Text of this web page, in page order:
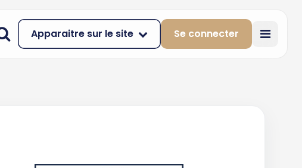
Apparaitre sur le site Se connecter